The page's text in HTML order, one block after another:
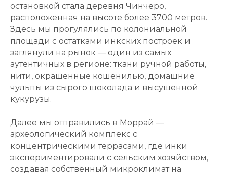
остановкой стала деревня Чинчеро,
расположенная на высоте более 3700 метров.
Здесь мы прогулялись по колониальной
площади с остатками инкских построек и
заглянули на рынок — один из самых
аутентичных в регионе: ткани ручной работы,
нити, окрашенные кошенилью, домашние
чульпы из сырого шоколада и высушенной
кукурузы.
Далее мы отправились в Моррай —
археологический комплекс с
концентрическими террасами, где инки
экспериментировали с сельским хозяйством,
создавая собственный микроклимат на